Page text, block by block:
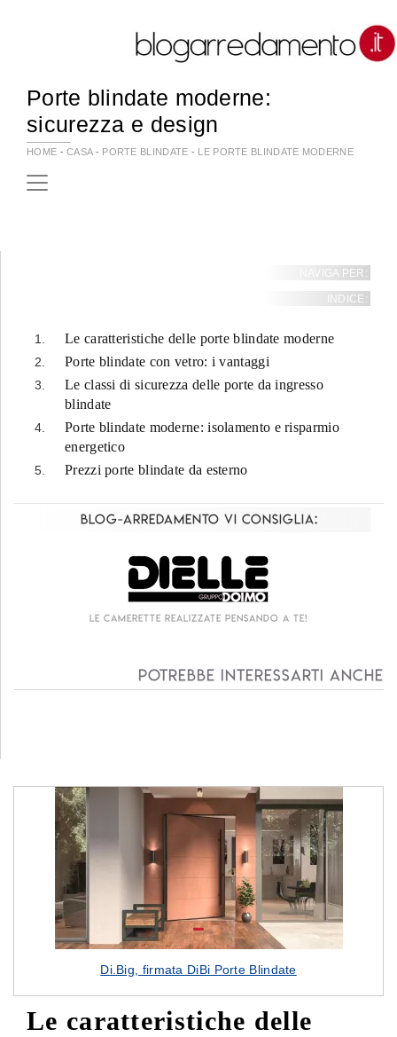
Porte blindate moderne:
sicurezza e design
HOME -CASA- PORTE BLINDATE - LE PORTE BLINDATE MODERNE
Di.Big, firmata DiBi Porte Blindate
Le caratteristiche delle
NAVIGA PER:
INDICE:
Le caratteristiche delle porte blindate moderne
Porte blindate con vetro: i vantaggi
Le classi di sicurezza delle porte da ingresso
blindate
Porte blindate moderne: isolamento e risparmio
energetico
Prezzi porte blindate da esterno
Blog-Arredamento vi consiglia:
Le camerette realizzate pensando a te!
Potrebbe interessarti anche